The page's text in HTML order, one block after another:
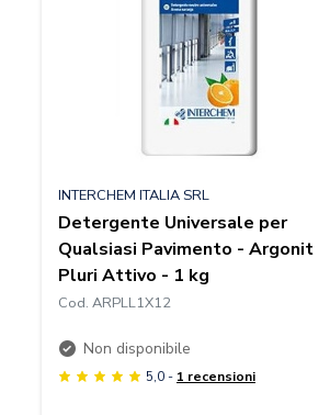
INTERCHEM ITALIA SRL
Detergente Universale per
Qualsiasi Pavimento - Argonit
Pluri Attivo - 1 kg
Cod. ARPLL1X12
Non disponibile
5,0 - 1 recensioni